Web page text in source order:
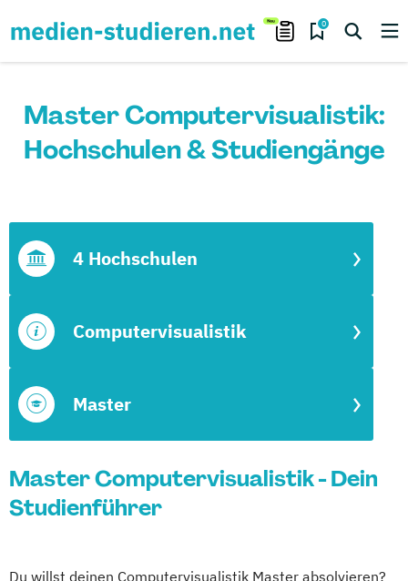
0
Master Computervisualistik:
Hochschulen & Studiengänge
Master
Computervisualistik
4 Hochschulen
Master Computervisualistik - Dein
Studienführer
Du willst deinen Computervisualistik Master absolvieren?